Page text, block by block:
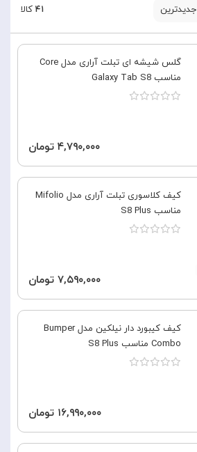
جدیدترین ۴۱ کالا
گلس شیشه ای تبلت آراری مدل Core
مناسب Galaxy Tab S8
۴,۷۹۰,۰۰۰ تومان
کیف کلاسوری تبلت آراری مدل Mifolio
مناسب S8 Plus
۷,۵۹۰,۰۰۰ تومان
کیف کیبورد دار نیلکین مدل Bumper
Combo مناسب S8 Plus
۱۶,۹۹۰,۰۰۰ تومان